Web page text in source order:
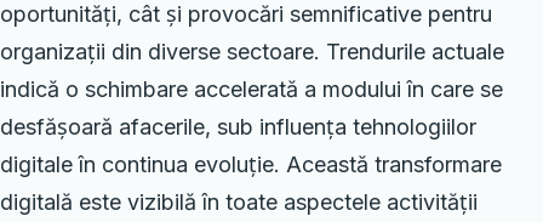
oportunități, cât și provocări semnificative pentru
organizații din diverse sectoare. Trendurile actuale
indică o schimbare accelerată a modului în care se
desfășoară afacerile, sub influența tehnologiilor
digitale în continua evoluție. Această transformare
digitală este vizibilă în toate aspectele activității